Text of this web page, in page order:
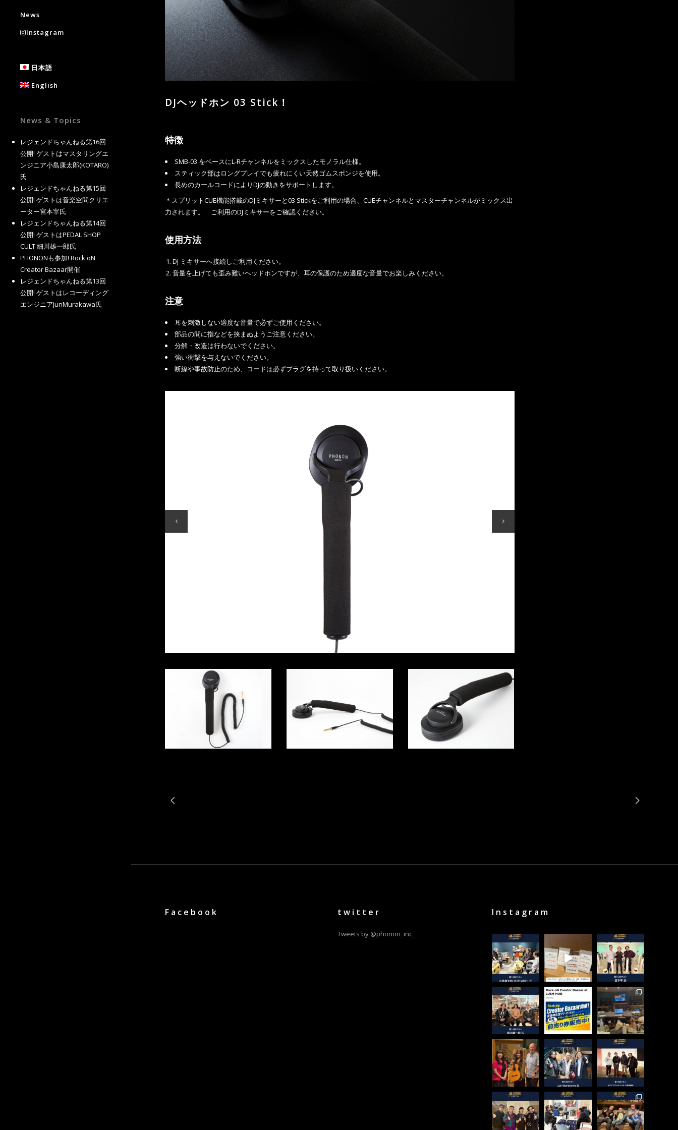
News
Instagram
日本語
English
News & Topics
レジェンドちゃんねる第16回
公開! ゲストはマスタリングエ
ンジニア小島康太郎(KOTARO)
氏
レジェンドちゃんねる第15回
公開! ゲストは音楽空間クリエ
ーター宮本宰氏
レジェンドちゃんねる第14回
公開! ゲストはPEDAL SHOP
CULT 細川雄一郎氏
PHONONも参加! Rock oN
Creator Bazaar開催
レジェンドちゃんねる第13回
公開! ゲストはレコーディング
エンジニアJunMurakawa氏
DJヘッドホン 03 Stick ！
特徴
SMB-03 をベースにL-Rチャンネルをミックスしたモノラル仕様。
スティ ック部はロングプレイでも疲れにくい天然ゴムスポンジを使用。
長めのカールコードによりDJの動きをサポートします。
＊スプリットCUE機能搭載のDJミキサーと03 Stickをご利用の場合、CUEチャンネルとマスターチャンネルがミックス出
力されます。 ご利用のDJミキサーをご確認ください。
使用方法
DJ ミキサーへ接続しご利用ください。
音量を上げても歪み難いヘッドホンですが、耳の保護のため適度な音量でお楽しみください。
注意
耳を刺激しない適度な音量で必ずご使用ください。
部品の間に指などを挟まぬようご注意ください。
分解・改造は行わないでください。
強い衝撃を与えないでください。
断線や事故防止のため、コードは必ずプラグを持って取り扱いください。
Facebook twitter
Tweets by @phonon_inc_
Instagram